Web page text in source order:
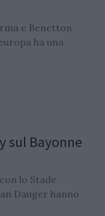
e Benetton
ha una
sul Bayonne
lo Stade
Dauger hanno